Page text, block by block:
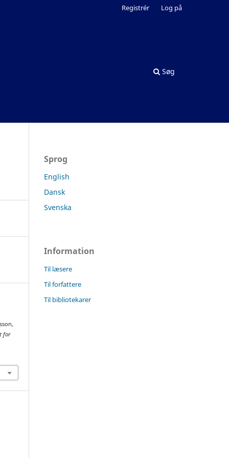
Søg
Registrér Log på
for
Sprog
English
Dansk
Svenska
Information
Til læsere
Til forfattere
Til bibliotekarer